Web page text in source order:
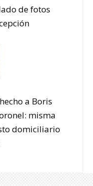
de fotos
a Boris
misma
domiciliario